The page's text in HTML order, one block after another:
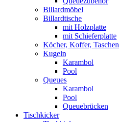
Billardmöbel
Billardtische
mit Holzplatte
mit Schieferplatte
Köcher, Koffer, Taschen
Kugeln
Karambol
Pool
Queues
Karambol
Pool
Queuebrücken
Tischkicker